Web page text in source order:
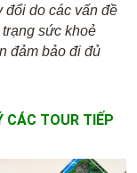
đổi do các vấn đề
sức khoẻ
đảm bảo đi đủ
TOUR TIẾP